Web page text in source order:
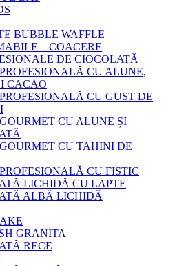
BUBBLE WAFFLE
– COACERE
DE CIOCOLATĂ
CU ALUNE,
CACAO
CU GUST DE
CU ALUNE ȘI
CU TAHINI DE
CU FISTIC
LICHIDĂ CU LAPTE
ALBĂ LICHIDĂ
GRANITA
RECE